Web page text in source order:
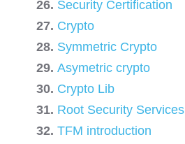
Security Certification
Crypto
Symmetric Crypto
Asymetric crypto
Crypto Lib
Root Security Services
TFM introduction